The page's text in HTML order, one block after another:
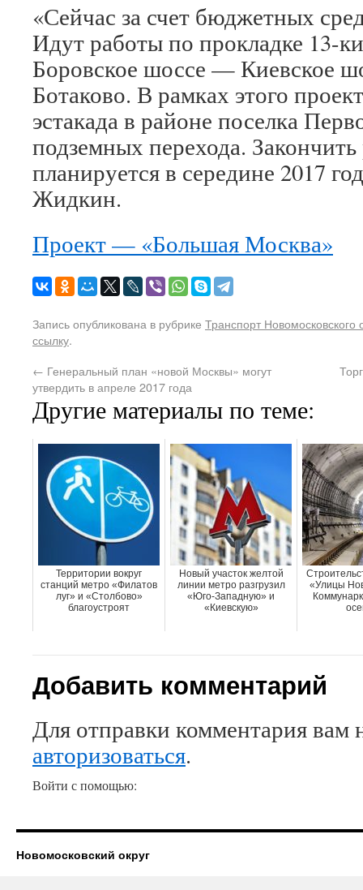
«Сейчас за счет бюджетных
Идут работы по прокладке 13-
Боровское шоссе — Киевское
Ботаково. В рамках этого
эстакада в районе поселка
подземных перехода.
планируется в середине 2017
Жидкин.
Проект — «Большая Москва»
Запись опубликована в рубрике Транспорт Новомосковского
ссылку.
← Генеральный план «новой Москвы» могут
утвердить в апреле 2017 года
Другие материалы по теме:
Территории вокруг
станций метро «Филатов
луг» и «Столбово»
благоустроят
Новый участок желтой
линии метро разгрузил
«Юго-Западную» и
«Киевскую»
«Улицы
Добавить комментарий
Для отправки комментария вам
авторизоваться.
Войти с помощью:
Новомосковский округ